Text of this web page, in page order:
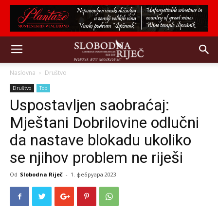
Naslovna Društvo
Društvo Top
Uspostavljen saobraćaj:
Mještani Dobrilovine odlučni
da nastave blokadu ukoliko
se njihov problem ne riješi
Od Slobodna Riječ - 1. фебруара 2023.